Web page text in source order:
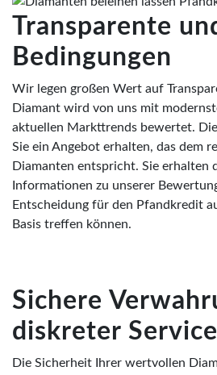
Transparente
Bedingungen
Wir legen großen Wert auf
Diamant wird von uns mit
aktuellen Markttrends bewertet.
Sie ein Angebot erhalten, das dem
Diamanten entspricht. Sie erhalten
Informationen zu unserer
Entscheidung für den Pfandkredit
Basis treffen können.
Sichere
diskreter Service
Die Sicherheit Ihrer wertvollen